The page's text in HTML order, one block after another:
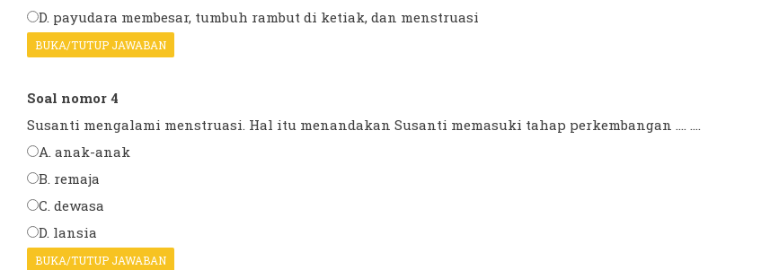
D. payudara membesar, tumbuh rambut di ketiak, dan menstruasi
BUKA/TUTUP JAWABAN
Soal nomor 4
Susanti mengalami menstruasi. Hal itu menandakan Susanti memasuki tahap perkembangan .... ....
A. anak-anak
B. remaja
C. dewasa
D. lansia
BUKA/TUTUP JAWABAN